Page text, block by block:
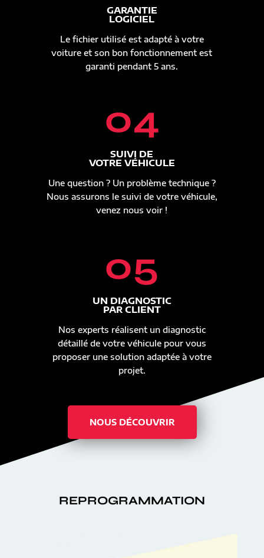
GARANTIE
LOGICIEL
Le fichier utilisé est adapté à votre
voiture et son bon fonctionnement est
garanti pendant 5 ans.
04
SUIVI DE
VOTRE VÉHICULE
Une question ? Un problème technique ?
Nous assurons le suivi de votre véhicule,
venez nous voir !
05
UN DIAGNOSTIC
PAR CLIENT
Nos experts réalisent un diagnostic
détaillé de votre véhicule pour vous
proposer une solution adaptée à votre
projet.
NOUS DÉCOUVRIR
REPROGRAMMATION